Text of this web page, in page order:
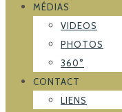
MÉDIAS
VIDEOS
PHOTOS
360°
CONTACT
LIENS